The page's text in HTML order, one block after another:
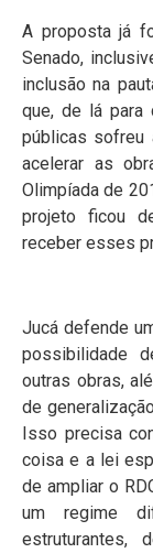
A proposta já
Senado,
inclusão na
que, de lá para
públicas sofreu
acelerar as
Olimpíada de
projeto ficou
receber esses
Jucá defende
possibilidade
outras obras,
de
Isso precisa
coisa e a lei
de ampliar o
um regime
estruturantes,